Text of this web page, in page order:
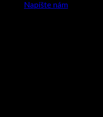
Napíšte nám